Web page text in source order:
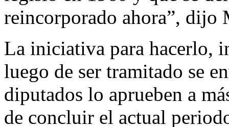
reincorporado ahora”, dijo
La iniciativa para hacerlo,
luego de ser tramitado se
diputados lo aprueben a
de concluir el actual